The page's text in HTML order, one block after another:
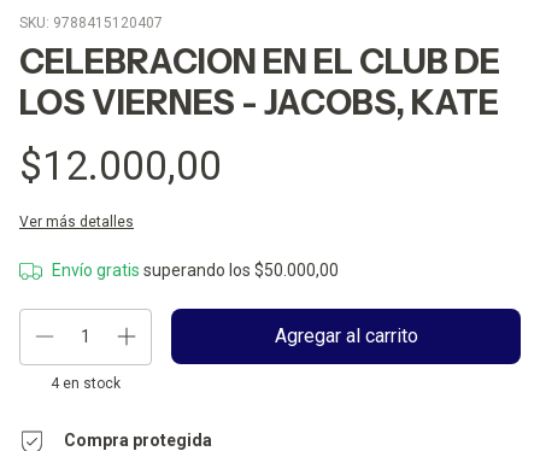
SKU: 9788415120407
CELEBRACION EN EL CLUB DE
LOS VIERNES - JACOBS, KATE
$12.000,00
Ver más detalles
Envío gratis superando los $50.000,00
4en stock
Compra protegida